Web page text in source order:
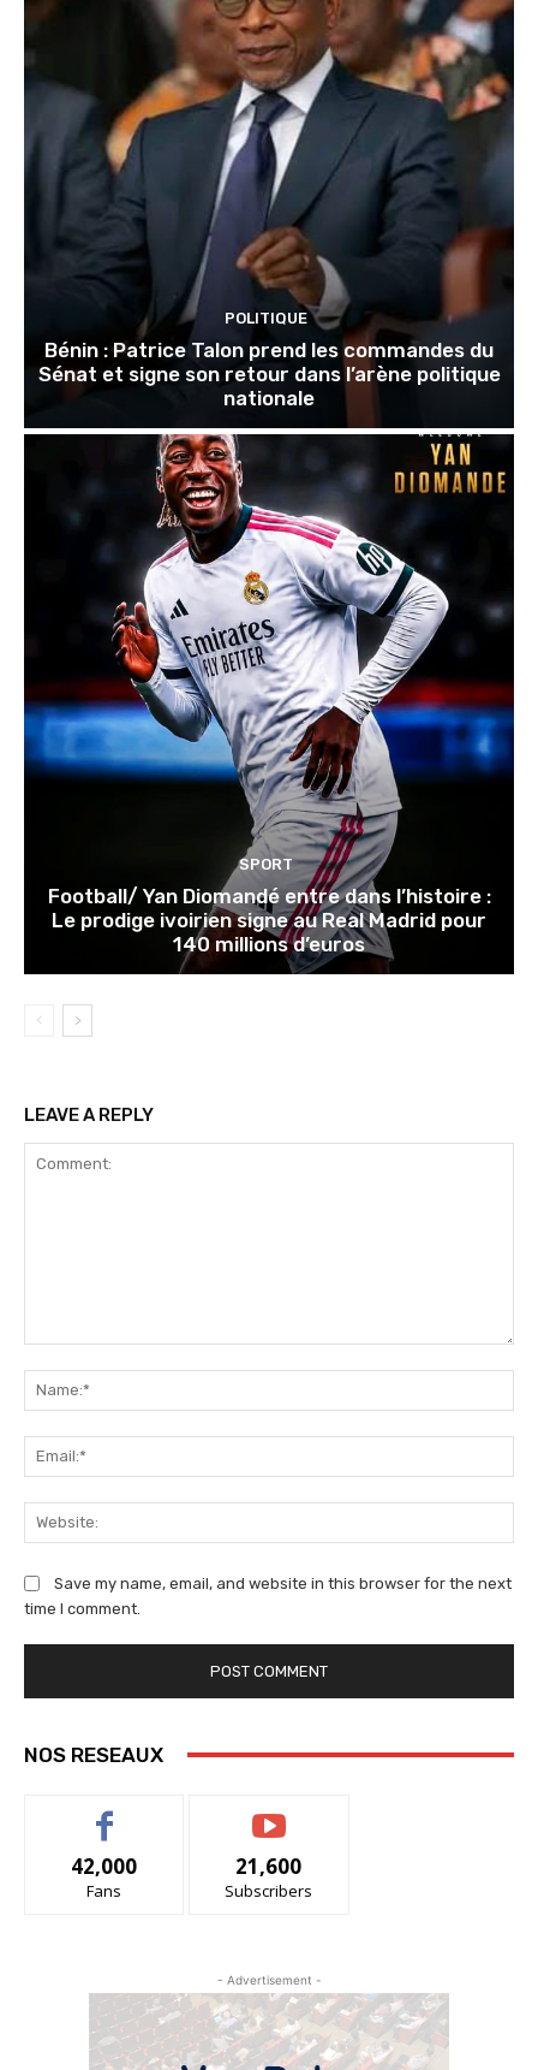
POLITIQUE
Bénin : Patrice Talon prend les commandes du
Sénat et signe son retour dans l’arène politique
nationale
SPORT
Football/ Yan Diomandé entre dans l’histoire :
Le prodige ivoirien signe au Real Madrid pour
140 millions d’euros
LEAVE A REPLY
Save my name, email, and website in this browser for the next
time I comment.
NOS RESEAUX
42,000
Fans
21,600
Subscribers
- Advertisement -